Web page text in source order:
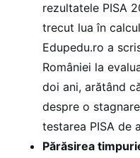
rezultatele PISA
trecut lua în
Edupedu.ro a
României la
doi ani, arătând
despre o
testarea PISA de
Părăsirea